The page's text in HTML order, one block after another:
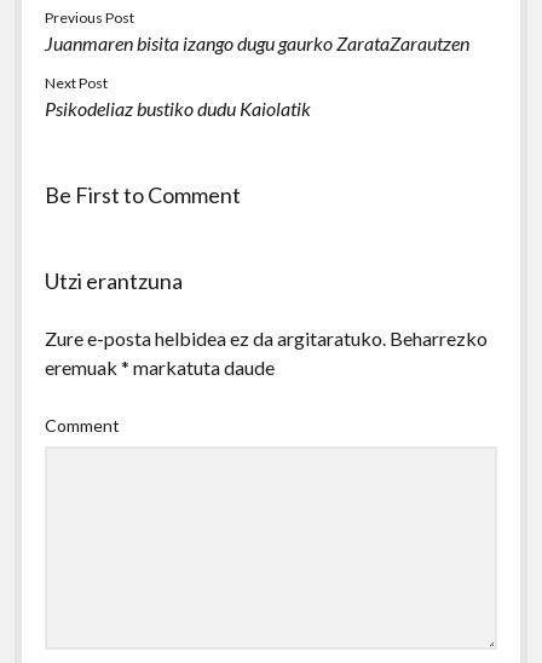
Previous Post
Juanmaren bisita izango dugu gaurko ZarataZarautzen
Next Post
Psikodeliaz bustiko dudu Kaiolatik
Be First to Comment
Utzi erantzuna
Zure e-posta helbidea ez da argitaratuko. Beharrezko
eremuak * markatuta daude
Comment